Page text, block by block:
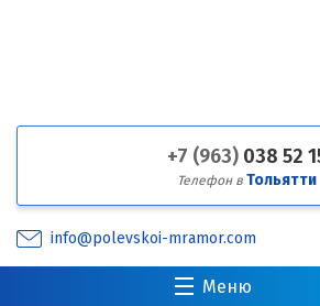
+7 (963) 038 52
Телефон в Тольятти
info@polevskoi-mramor.com
Меню